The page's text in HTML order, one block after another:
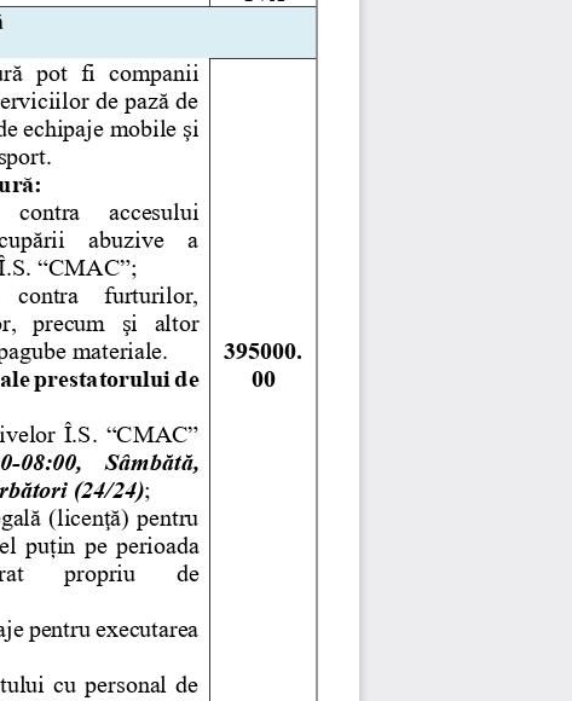
pot  fi  companii
de pază de
echipaje mobile şi
contra    accesului
abuzive   a
“CMAC”;
contra   furturilor,
precum  şi  altor
gube materiale.
prestatorului de
Î.S.  “CMAC”
08:00,  Sâmbătă,
(24/24);
(licenţă) pentru
puțin  pe  perioada
propriu
de
pentru executarea
cu  personal  de
395000.
00